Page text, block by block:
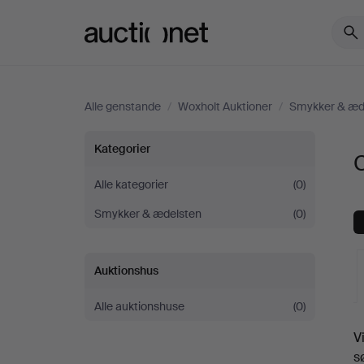
Alle genstande / Woxholt Auktioner / Smykker &
Collierer
hos
Woxholt
Auktioner
Kategorier
Alle kategorier
(0)
Smykker & ædelsten
(0)
Auktionshus
Alle auktionshuse (0)